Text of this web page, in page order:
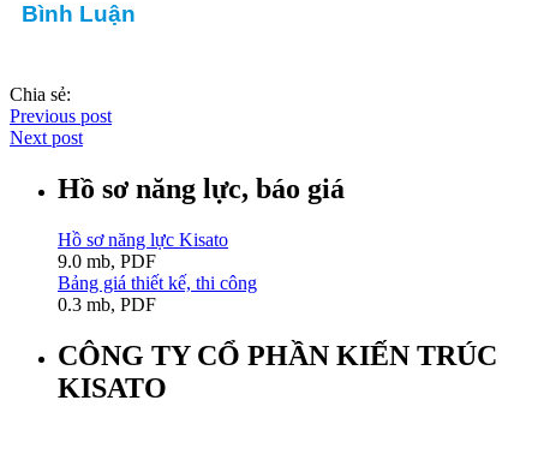
Bình Luận
Chia sẻ:
Previous post
Next post
Hồ sơ năng lực, báo giá
Hồ sơ năng lực Kisato
9.0 mb, PDF
Bảng giá thiết kế, thi công
0.3 mb, PDF
CÔNG TY CỔ PHẦN KIẾN TRÚC
KISATO